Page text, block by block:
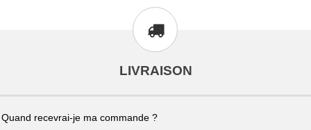
LIVRAISON
Quand recevrai-je ma commande ?